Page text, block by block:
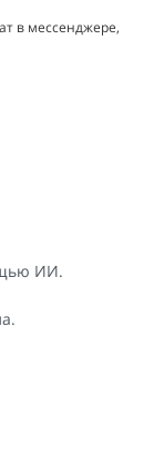
в мессенджере,
ИИ.